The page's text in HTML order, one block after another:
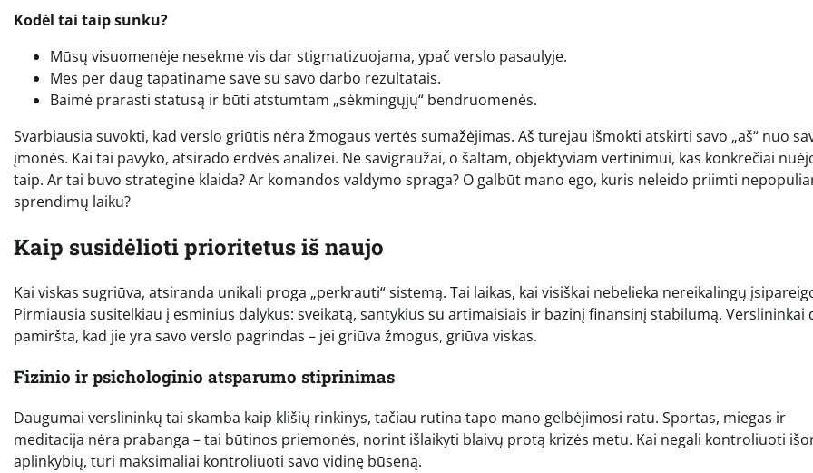
Kodėl tai taip sunku?
Mūsų visuomenėje nesėkmė vis dar stigmatizuojama, ypač verslo pasaulyje.
Mes per daug tapatiname save su savo darbo rezultatais.
Baimė prarasti statusą ir būti atstumtam „sėkmingųjų“ bendruomenės.
Svarbiausia suvokti, kad verslo griūtis nėra žmogaus vertės sumažėjimas. Aš turėjau išmokti atskirti savo „aš“ nuo
įmonės. Kai tai pavyko, atsirado erdvės analizei. Ne savigraužai, o šaltam, objektyviam vertinimui, kas konkrečiai
taip. Ar tai buvo strateginė klaida? Ar komandos valdymo spraga? O galbūt mano ego, kuris neleido priimti
sprendimų laiku?
Kaip susidėlioti prioritetus iš naujo
Kai viskas sugriūva, atsiranda unikali proga „perkrauti“ sistemą. Tai laikas, kai visiškai nebelieka nereikalingų
Pirmiausia susitelkiau į esminius dalykus: sveikatą, santykius su artimaisiais ir bazinį finansinį stabilumą. Verslininkai
pamiršta, kad jie yra savo verslo pagrindas – jei griūva žmogus, griūva viskas.
Fizinio ir psichologinio atsparumo stiprinimas
Daugumai verslininkų tai skamba kaip klišių rinkinys, tačiau rutina tapo mano gelbėjimosi ratu. Sportas, miegas ir
meditacija nėra prabanga – tai būtinos priemonės, norint išlaikyti blaivų protą krizės metu. Kai negali kontroliuoti
aplinkybių, turi maksimaliai kontroliuoti savo vidinę būseną.